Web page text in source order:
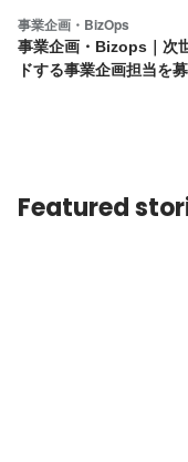
事業企画・BizOps
事業企画・Bizops｜次
ドする事業企画担当を募
Featured